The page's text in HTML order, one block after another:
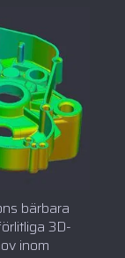
bärbara
3D-
inom